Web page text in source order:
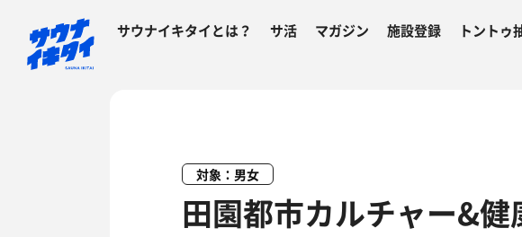
サウナイキタイとは？ サ活 マガジン 施設登録 トントゥ
対象：男女
田園都市カルチャー&